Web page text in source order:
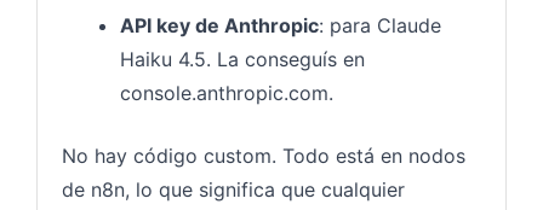
API key de Anthropic: para Claude
Haiku 4.5. La conseguís en
console.anthropic.com.
No hay código custom. Todo está en nodos
de n8n, lo que significa que cualquier